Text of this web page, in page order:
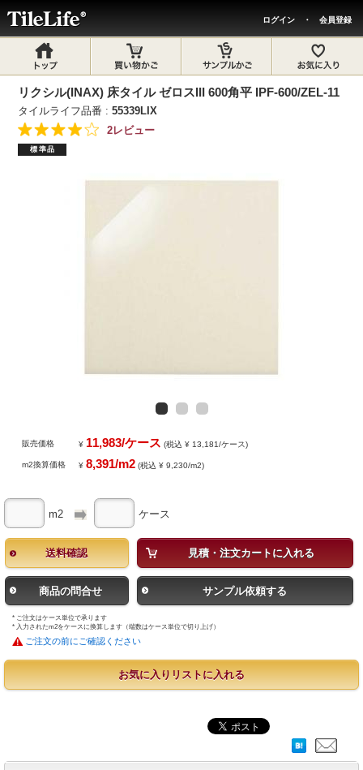
ログイン ・ 会員登録
リクシル(INAX) 床タイル ゼロスIII 600角平 IPF-600/ZEL-11
タイルライフ品番 :55339LIX
2レビュー
標準品
販売価格 ¥ 11,983/ケース (税込 ¥ 13,181/ケース)
m2換算価格 ¥8,391/m2 (税込 ¥ 9,230/m2)
m2 ケース
送料確認 見積・注文カートに入れる
商品の問合せ サンプル依頼する
* ご注文はケース単位で承ります
* 入力されたm2をケースに換算します（端数はケース単位で切り上げ）
ご注文の前にご確認ください
お気に入りリストに入れる